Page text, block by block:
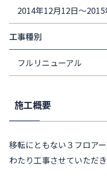
2014年12月12日～
工事種別
フルリニューアル
施工概要
移転にともない３フロア
わたり工事させていただき